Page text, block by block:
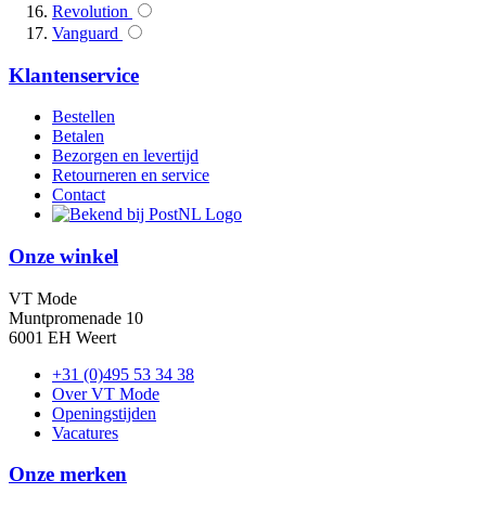
Revolution
Vanguard
Klantenservice
Bestellen
Betalen
Bezorgen en levertijd
Retourneren en service
Contact
Onze winkel
VT Mode
Muntpromenade 10
6001 EH Weert
+31 (0)495 53 34 38
Over VT Mode
Openingstijden
Vacatures
Onze merken